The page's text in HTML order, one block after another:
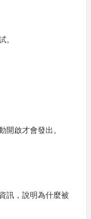
啟才會發出。
訊，說明為什麼被